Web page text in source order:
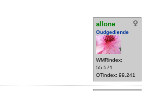
allone
Oudgediende
WMRindex:
55.571
OTindex: 99.241